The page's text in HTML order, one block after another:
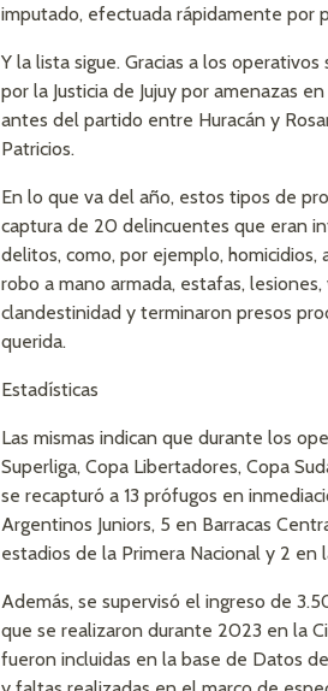
imputado, efectuada rápidamente por
Y la lista sigue. Gracias a los
por la Justicia de Jujuy por amenazas
antes del partido entre Huracán y
Patricios.
En lo que va del año, estos tipos de
captura de 20 delincuentes que eran
delitos, como, por ejemplo,
robo a mano armada, estafas,
clandestinidad y terminaron presos
querida.
Estadísticas
Las mismas indican que durante los
Superliga, Copa Libertadores, Copa
se recapturó a 13 prófugos en
Argentinos Juniors, 5 en Barracas
estadios de la Primera Nacional y 2 en
Además, se supervisó el ingreso de
que se realizaron durante 2023 en la
fueron incluidas en la base de Datos